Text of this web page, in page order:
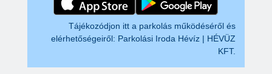
Tájékozódjon itt a parkolás működéséről és
elérhetőségeiről: Parkolási Iroda Hévíz | HÉVÜZ
KFT.